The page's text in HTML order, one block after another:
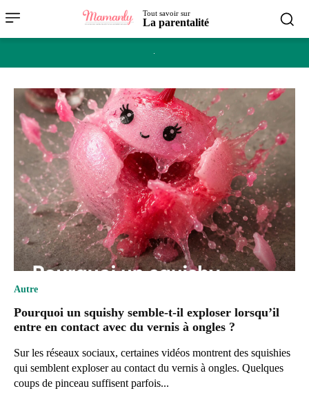
Tout savoir sur
La parentalité
Autre
Pourquoi un squishy semble-t-il exploser lorsqu’il
entre en contact avec du vernis à ongles ?
Sur les réseaux sociaux, certaines vidéos montrent des squishies
qui semblent exploser au contact du vernis à ongles. Quelques
coups de pinceau suffisent parfois...